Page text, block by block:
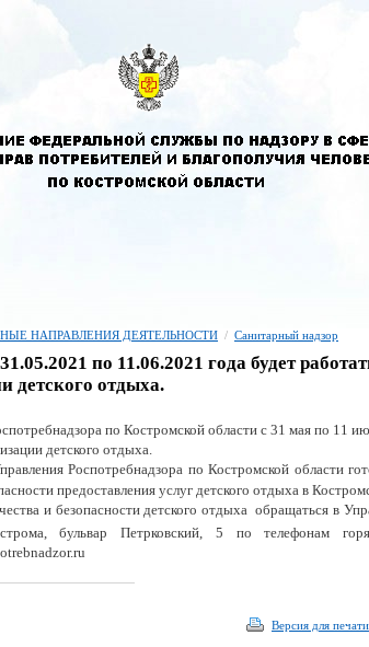
НАПРАВЛЕНИЯ ДЕЯТЕЛЬНОСТИ / Санитарный надзор
по 11.06.2021 года будет
детского отдыха.
по Костромской области с 31 мая по 11
детского отдыха.
Роспотребнадзора по Костромской области
предоставления услуг детского отдыха в
и безопасности детского отдыха обращаться в
бульвар Петрковский, 5 по телефонам
Версия для печати